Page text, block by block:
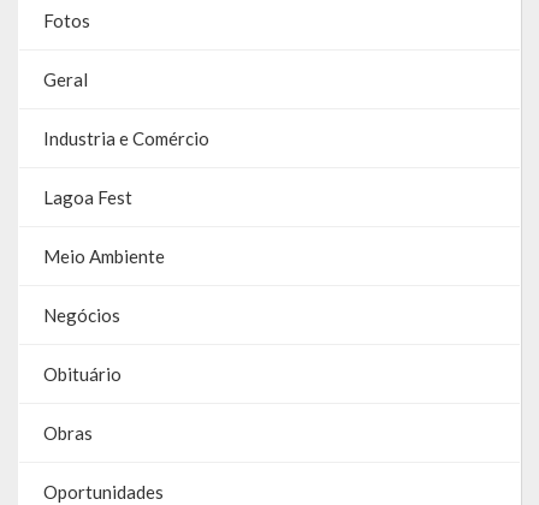
Relatório Anual de Gestão
Editais de Concursos/Processos Seletivos
Editais de Licitações
Fotos
Geral
Industria e Comércio
Lagoa Fest
Meio Ambiente
Negócios
Obituário
Obras
Oportunidades